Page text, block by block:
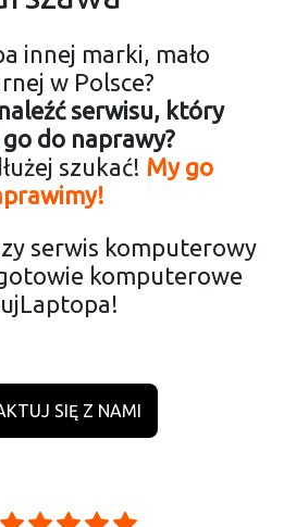
innej marki, mało
w Polsce?
serwisu, który
do naprawy?
szukać! My go
serwis komputerowy
komputerowe
SIĘ Z NAMI